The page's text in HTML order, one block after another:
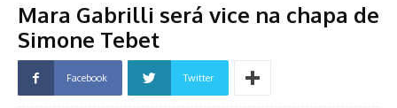
Mara Gabrilli será vice na chapa de
Simone Tebet
Facebook Twitter